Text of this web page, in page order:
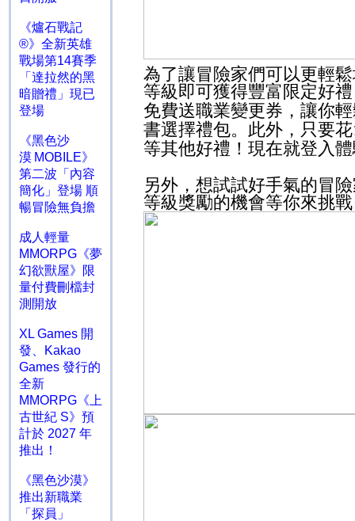
《爐石戰記
®》全新英雄
戰場第14賽季
「達拉然的黑
暗贈禮」現已
登場
《黑色沙
漠 MOBILE》
第二波「內容
簡化」登場 順
暢冒險無負擔
成人輕量
MMORPG《夢
幻欲獸屋》限
量付費刪檔封
測開放
XL Games 開
發、Kakao
Games 發行的
全新
MMORPG《上
古世紀 S》預
計於 2027 年
推出！
《黑色沙漠》
推出新職業
「探員」
為了讓冒險家們可以更輕
等級即可獲得豐富限定好
免費送職業變更券，讓你
書選擇禮包。此外，只要花
等其他好禮！現在就登入
另外，想試試好手氣的冒
等級獎勵的機會等你來挑